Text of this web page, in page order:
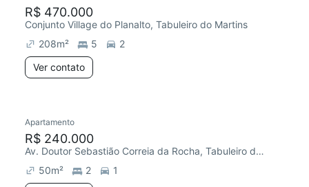
R$ 470.000
Conjunto Village do Planalto, Tabuleiro do Martins
208m² 5
2
Ver contato
Redecorar
Apartamento
R$ 240.000
Av. Doutor Sebastião Correia da Rocha, Tabuleiro do Martins
50m² 2
1